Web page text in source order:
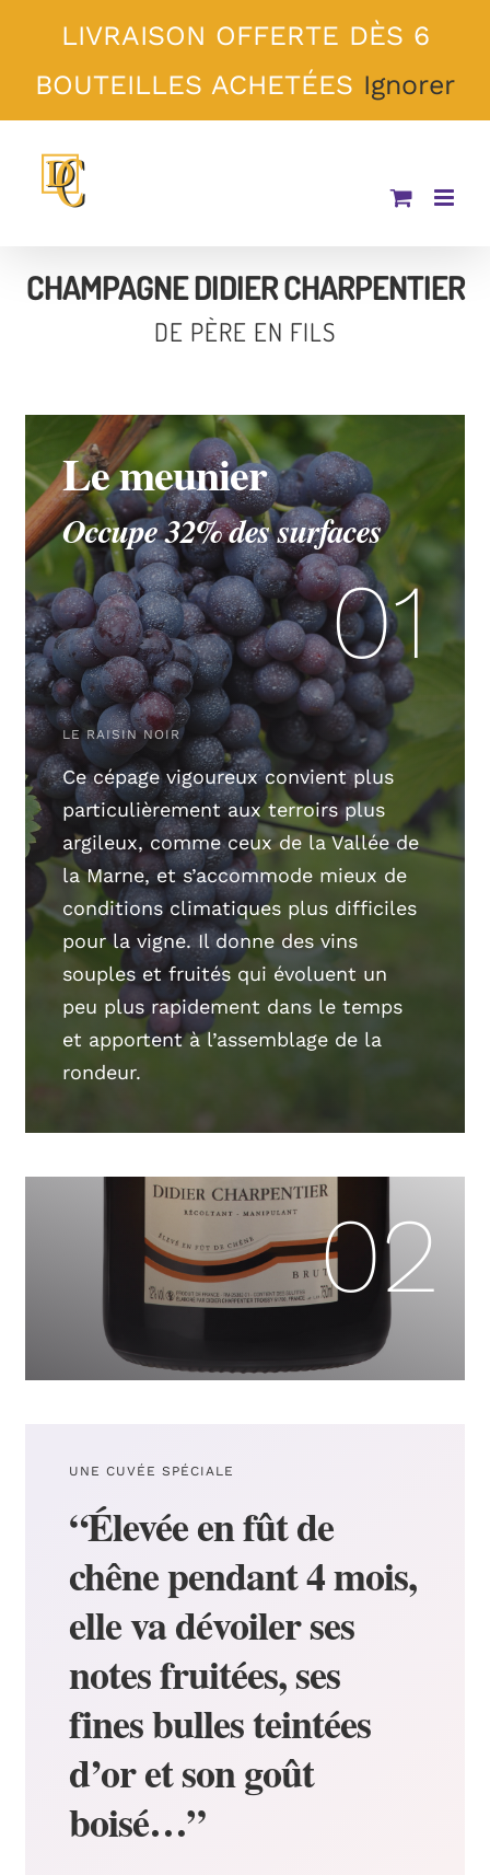
LIVRAISON OFFERTE DÈS 6
BOUTEILLES ACHETÉES Ignorer
contenu
CHAMPAGNE DIDIER CHARPENTIER
DE PÈRE EN FILS
Lemeunier
Occupe 32% des surfaces
01
LE RAISIN NOIR
Ce cépage vigoureux convient plus
particulièrement aux terroirs plus
argileux, comme ceux de la Vallée de
la Marne, et s’accommode mieux de
conditions climatiques plus difficiles
pour la vigne. Il donne des vins
souples et fruités qui évoluent un
peu plus rapidement dans le temps
et apportent à l’assemblage de la
rondeur.
02
UNE CUVÉE SPÉCIALE
“Élevée en fût de
chêne pendant 4 mois,
elle va dévoiler ses
notes fruitées, ses
fines bulles teintées
d’or et son goût
boisé…”